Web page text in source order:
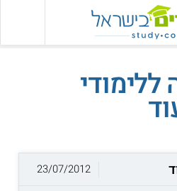
ללימודי
23/07/2012